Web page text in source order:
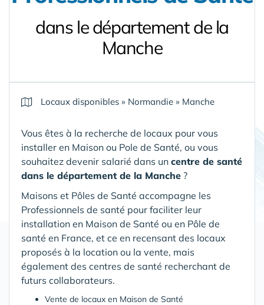
dans le département de la
Manche
Locaux disponibles » Normandie » Manche
Vous êtes à la recherche de locaux pour vous
installer en Maison ou Pole de Santé, ou vous
souhaitez devenir salarié dans un centre de santé
dans le département de la Manche ?
Maisons et Pôles de Santé accompagne les
Professionnels de santé pour faciliter leur
installation en Maison de Santé ou en Pôle de
santé en France, et ce en recensant des locaux
proposés à la location ou la vente, mais
également des centres de santé recherchant de
futurs collaborateurs.
Vente de locaux en Maison de Santé